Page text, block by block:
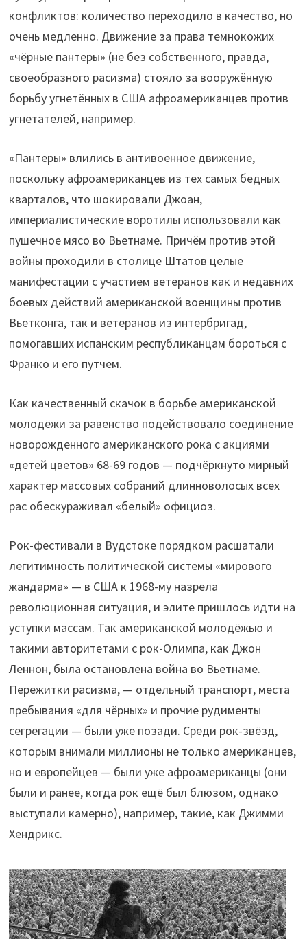
конфликтов: количество переходило в качество, но
очень медленно. Движение за права темнокожих
«чёрные пантеры» (не без собственного, правда,
своеобразного расизма) стояло за вооружённую
борьбу угнетённых в США афроамериканцев против
угнетателей, например.
«Пантеры» влились в антивоенное движение,
поскольку афроамериканцев из тех самых бедных
кварталов, что шокировали Джоан,
империалистические воротилы использовали как
пушечное мясо во Вьетнаме. Причём против этой
войны проходили в столице Штатов целые
манифестации с участием ветеранов как и недавних
боевых действий американской военщины против
Вьетконга, так и ветеранов из интербригад,
помогавших испанским республиканцам бороться с
Франко и его путчем.
Как качественный скачок в борьбе американской
молодёжи за равенство подействовало соединение
новорожденного американского рока с акциями
«детей цветов» 68-69 годов — подчёркнуто мирный
характер массовых собраний длинноволосых всех
рас обескураживал «белый» официоз.
Рок-фестивали в Вудстоке порядком расшатали
легитимность политической системы «мирового
жандарма» — в США к 1968-му назрела
революционная ситуация, и элите пришлось идти на
уступки массам. Так американской молодёжью и
такими авторитетами с рок-Олимпа, как Джон
Леннон, была остановлена война во Вьетнаме.
Пережитки расизма, — отдельный транспорт, места
пребывания «для чёрных» и прочие рудименты
сегрегации — были уже позади. Среди рок-звёзд,
которым внимали миллионы не только американцев,
но и европейцев — были уже афроамериканцы (они
были и ранее, когда рок ещё был блюзом, однако
выступали камерно), например, такие, как Джимми
Хендрикс.